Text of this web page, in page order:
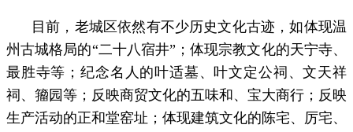
目前，老城区依然有不少历史文化古迹，如体现温
州古城格局的“二十八宿井”；体现宗教文化的天宁寺、
最胜寺等；纪念名人的叶适墓、叶文定公祠、文天祥
祠、籀园等；反映商贸文化的五味和、宝大商行；反映
生产活动的正和堂窑址；体现建筑文化的陈宅、厉宅、